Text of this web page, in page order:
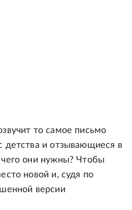
то самое письмо
детства и отзывающиеся в
они нужны? Чтобы
новой и, судя по
версии